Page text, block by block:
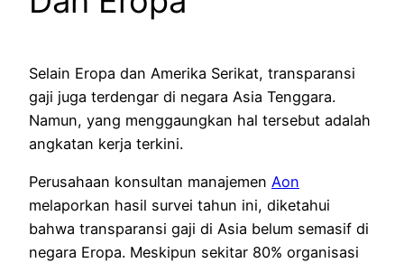
Selain Eropa dan Amerika Serikat, transparansi
gaji juga terdengar di negara Asia Tenggara.
Namun, yang menggaungkan hal tersebut adalah
angkatan kerja terkini.
Perusahaan konsultan manajemen Aon
melaporkan hasil survei tahun ini, diketahui
bahwa transparansi gaji di Asia belum semasif di
negara Eropa. Meskipun sekitar 80% organisasi